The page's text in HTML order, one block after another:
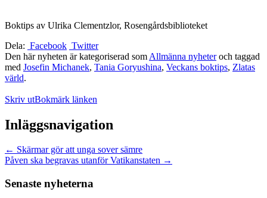
Boktips av Ulrika Clementzlor, Rosengårdsbiblioteket
Dela: Facebook Twitter
Den här nyheten är kategoriserad som Allmänna nyheteroch taggad
med Josefin Michanek, Tania Goryushina, Veckans boktips, Zlatas
värld.
Skriv utBokmärk länken
Inläggsnavigation
← Skärmar gör att unga sover sämre
Påven ska begravas utanför Vatikanstaten →
Senaste nyheterna
under ditt
du nekar de
här kakorna
kommer viss
funktionalitet
från
Marknadsföring
Genom att dela
intressen och ditt
beteende när du